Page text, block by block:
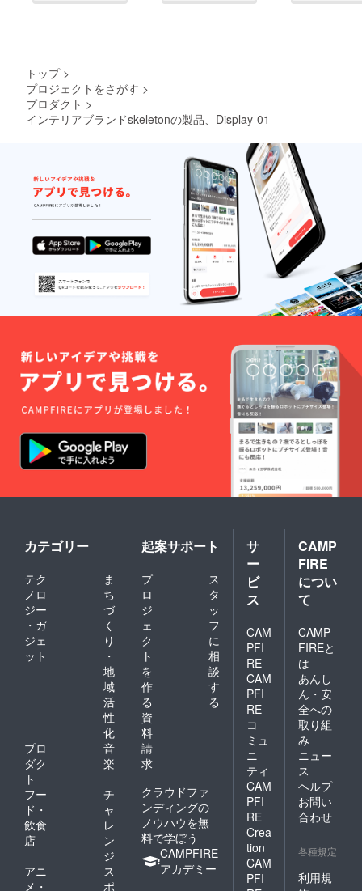
トップ >
プロジェクトをさがす >
プロダクト >
インテリアブランドskeletonの製品、Display-01
カテゴリー
テク
ノロ
ジー
・ガ
ジェ
ット
ま
ち
づ
く
り
・
地
域
活
性
化
プロ
ダク
ト
音
楽
フー
ド・
飲食
店
チ
ャ
レ
ン
ジ
アニ
メ・
ス
ポ
起案サポート
プ
ロ
ジ
ェ
ク
ト
を
作
る
ス
タ
ッ
フ
に
相
談
す
る
資
料
請
求
クラウドファ
ンディングの
ノウハウを無
料で学ぼう
CAMPFIRE
アカデミー
サ
ー
ビ
ス
CAM
PFI
RE
CAM
PFI
RE
コ
ミュ
ニ
ティ
CAM
PFI
RE
Crea
tion
CAM
PFI
CAMP
FIRE
につい
て
CAMP
FIREと
は
あんし
ん・安
全への
取り組
み
ニュー
ス
ヘルプ
お問い
合わせ
各種規定
利用規